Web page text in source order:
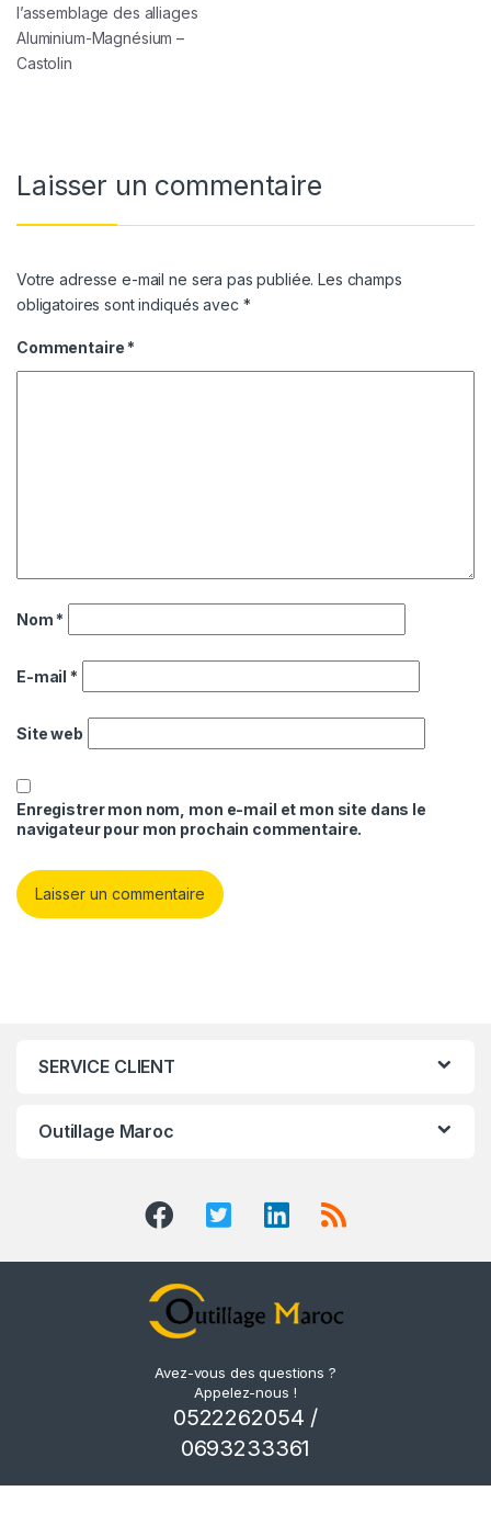
l’assemblage des alliages
Aluminium-Magnésium –
Castolin
Laisser un commentaire
Votre adresse e-mail ne sera pas publiée. Les champs
obligatoires sont indiqués avec *
Commentaire *
Nom *
E-mail *
Site web
Enregistrer mon nom, mon e-mail et mon site dans le
navigateur pour mon prochain commentaire.
SERVICE CLIENT
Outillage Maroc
Avez-vous des questions ?
Appelez-nous !
0522262054 /
0693233361